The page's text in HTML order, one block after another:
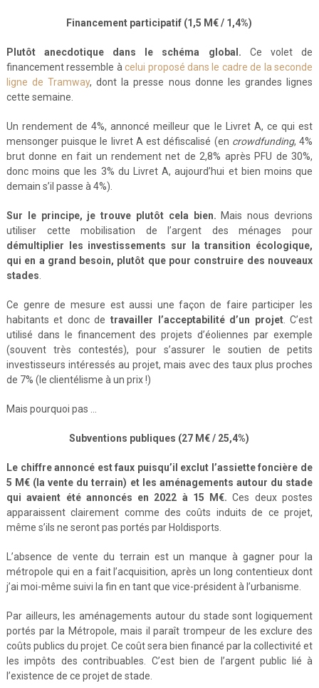
Financement participatif (1,5 M€ / 1,4%)
Plutôt anecdotique dans le schéma global. Ce volet de
financement ressemble àcelui proposé dans le cadre de la seconde
ligne de Tramway, dont la presse nous donne les grandes lignes
cette semaine.
Un rendement de 4%, annoncé meilleur que le Livret A, ce qui est
mensonger puisque le livret A est défiscalisé (en crowdfunding, 4%
brut donne en fait un rendement net de 2,8% après PFU de 30%,
donc moins que les 3% du Livret A, aujourd’hui et bien moins que
demain s’il passe à 4%).
Sur le principe, je trouve plutôt cela bien. Mais nous devrions
utiliser cette mobilisation de l’argent des ménages pour
démultiplier les investissements sur la transition écologique,
qui en a grand besoin, plutôt que pour construire des nouveaux
stades
Ce genre de mesure est aussi une façon de faire participer les
habitants et donc de travailler l’acceptabilité d’un projet. C’est
utilisé dans le financement des projets d’éoliennes par exemple
(souvent très contestés), pour s’assurer le soutien de petits
investisseurs intéressés au projet, mais avec des taux plus proches
de 7% (le clientélisme à un prix !)
Mais pourquoi pas …
Subventions publiques (27 M€ / 25,4%)
Le chiffre annoncé est faux puisqu’il exclut l’assiette foncière de
5 M€ (la vente du terrain) et les aménagements autour du stade
qui avaient été annoncés en 2022 à 15 M€. Ces deux postes
apparaissent clairement comme des coûts induits de ce projet,
même s’ils ne seront pas portés par Holdisports.
L’absence de vente du terrain est un manque à gagner pour la
métropole qui en a fait l’acquisition, après un long contentieux dont
j’ai moi-même suivi la fin en tant que vice-président à l’urbanisme.
Par ailleurs, les aménagements autour du stade sont logiquement
portés par la Métropole, mais il paraît trompeur de les exclure des
coûts publics du projet. Ce coût sera bien financé par la collectivité et
les impôts des contribuables. C’est bien de l’argent public lié à
l’existence de ce projet de stade.